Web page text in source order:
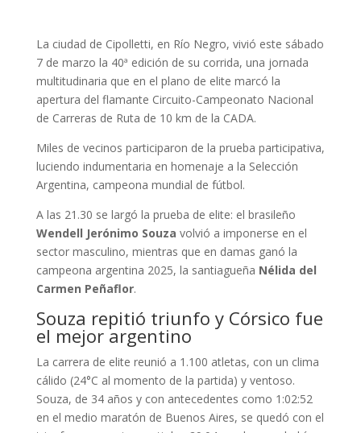
La ciudad de Cipolletti, en Río Negro, vivió este sábado
7 de marzo la 40ª edición de su corrida, una jornada
multitudinaria que en el plano de elite marcó la
apertura del flamante Circuito-Campeonato Nacional
de Carreras de Ruta de 10 km de la CADA.
Miles de vecinos participaron de la prueba participativa,
luciendo indumentaria en homenaje a la Selección
Argentina, campeona mundial de fútbol.
A las 21.30 se largó la prueba de elite: el brasileño
Wendell Jerónimo Souza volvió a imponerse en el
sector masculino, mientras que en damas ganó la
campeona argentina 2025, la santiagueña Nélida del
Carmen Peñaflor.
Souza repitió triunfo y Córsico fue
el mejor argentino
La carrera de elite reunió a 1.100 atletas, con un clima
cálido (24°C al momento de la partida) y ventoso.
Souza, de 34 años y con antecedentes como 1:02:52
en el medio maratón de Buenos Aires, se quedó con el